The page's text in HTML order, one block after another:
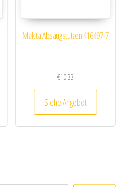
Makita Absaugstutzen 416497-7
€10.33
Siehe Angebot